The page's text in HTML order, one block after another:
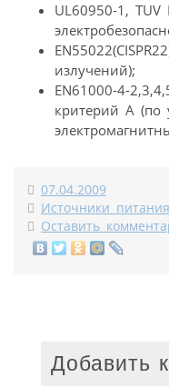
UL60950-1,
излучений);
EN61000-4-
критерий А (по
07.04.2009
Источники питания
Оставить
Добавить